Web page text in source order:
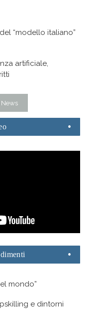
“modello italiano”
artificiale,
mondo”
e dintorni